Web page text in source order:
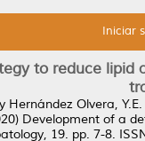
Iniciar
to reduce
y Hernández Olvera, Y.E.
Development of a
19. pp. 7-8.